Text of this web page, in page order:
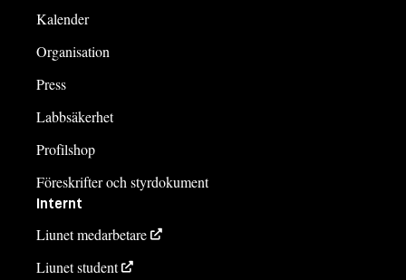
Kalender
Organisation
Press
Labbsäkerhet
Profilshop
Föreskrifter och styrdokument
Internt
Liunet medarbetare
Liunet student